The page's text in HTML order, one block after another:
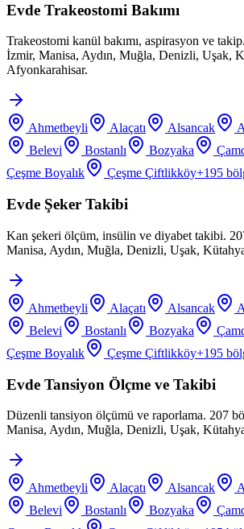
Evde Trakeostomi Bakımı
Trakeostomi kanül bakımı, aspirasyon ve
İzmir, Manisa, Aydın, Muğla, Denizli, Uşak,
Afyonkarahisar.
Ahmetbeyli Alaçatı Alsancak
Belevi
Bostanlı Bozyaka
Çeşme Boyalık
Çeşme Çiftlikköy+195
Evde Şeker Takibi
Kan şekeri ölçüm, insülin ve diyabet takibi.
Manisa, Aydın, Muğla, Denizli, Uşak,
Ahmetbeyli Alaçatı Alsancak
Belevi
Bostanlı Bozyaka
Çeşme Boyalık
Çeşme Çiftlikköy+195
Evde Tansiyon Ölçme ve Takibi
Düzenli tansiyon ölçümü ve raporlama. 207
Manisa, Aydın, Muğla, Denizli, Uşak,
Ahmetbeyli Alaçatı Alsancak
Belevi
Bostanlı Bozyaka